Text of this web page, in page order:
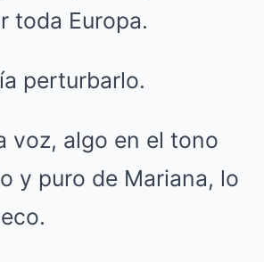
toda Europa.
perturbarlo.
voz, algo en el tono
y puro de Mariana, lo